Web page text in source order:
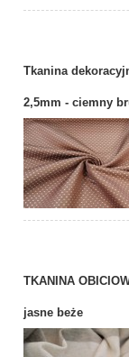
Tkanina
2,5mm - ciemny
TKANINA
jasne beże